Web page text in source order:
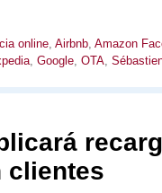
online, Airbnb, Amazon
, Google, OTA,
clientes